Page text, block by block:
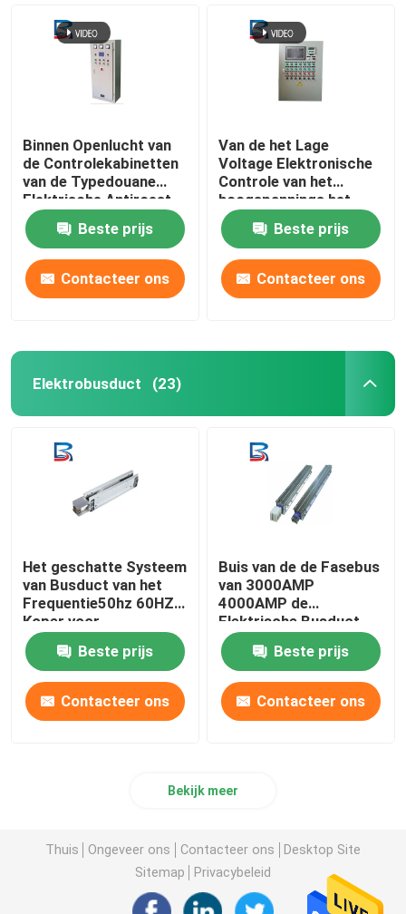
Binnen Openlucht van
de Controlekabinetten
van de Typedouane
Elektrische Antiroest
Anticorrosief
Beste prijs
Contacteer ons
Van de het Lage
Voltage Elektronische
Controle van het
hoogspannings het
Middelgrote Voltage
Kabinet IP66Beste prijs
Contacteer ons
Elektrobusduct (23)
Het geschatte Systeem
van Busduct van het
Frequentie50hz 60HZ
Koper voor
Motorcontrole
Beste prijs
Contacteer ons
Buis van de de Fasebus
van 3000AMP
4000AMP de
Elektrische Busduct
Afgezonderde
Beste prijs
Contacteer ons
Bekijk meer
Thuis Ongeveer ons Contacteer ons
Desktop Site
Sitemap
Privacybeleid